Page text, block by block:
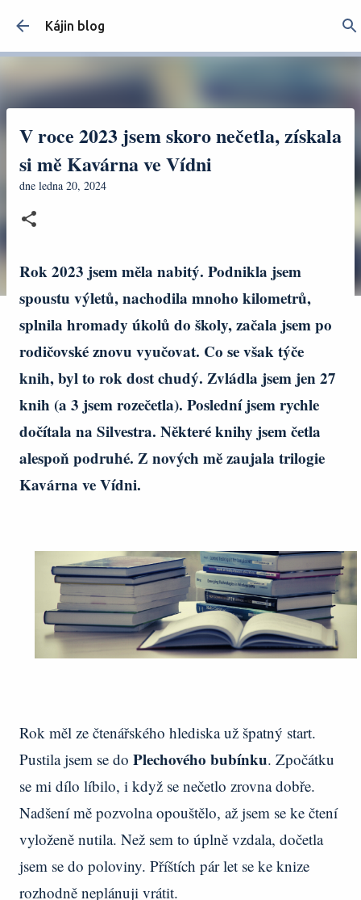
Kájin blog
V roce 2023 jsem skoro nečetla, získala
si mě Kavárna ve Vídni
dne ledna 20, 2024
Rok 2023 jsem měla nabitý. Podnikla jsem
spoustu výletů, nachodila mnoho kilometrů,
splnila hromady úkolů do školy, začala jsem po
rodičovské znovu vyučovat. Co se však týče
knih, byl to rok dost chudý. Zvládla jsem jen 27
knih (a 3 jsem rozečetla). Poslední jsem rychle
dočítala na Silvestra. Některé knihy jsem četla
alespoň podruhé. Z nových mě zaujala trilogie
Kavárna ve Vídni.
Rok měl ze čtenářského hlediska už špatný start.
Pustila jsem se do Plechového bubínku. Zpočátku
se mi dílo líbilo, i když se nečetlo zrovna dobře.
Nadšení mě pozvolna opouštělo, až jsem se ke čtení
vyloženě nutila. Než sem to úplně vzdala, dočetla
jsem se do poloviny. Příštích pár let se ke knize
rozhodně neplánuji vrátit.